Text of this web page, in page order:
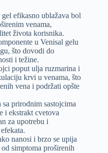
gel efikasno ublažava bol
venama,
života korisnika.
u Venisal gelu
što dovodi do
i težine.
poput ulja ruzmarina i
krvi u venama, što
vena i podržati opšte
sa prirodnim sastojcima
i ekstrakt cvetova
za upotrebu i
nanosi i brzo se upija
simptoma proširenih